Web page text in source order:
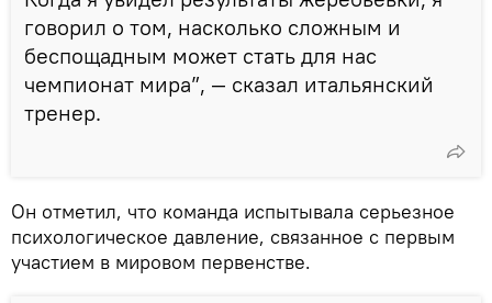
говорил о том, насколько сложным и
беспощадным может стать для нас
чемпионат мира”, — сказал итальянский
тренер.
Он отметил, что команда испытывала серьезное
психологическое давление, связанное с первым
участием в мировом первенстве.